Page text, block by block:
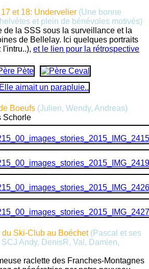
et 18: Undervelier (Une bonne
et plein de bénévoles motivés)
de la SSS sous la surveillance et la
de Bellelay. Ici quelques portraits
l'intru..), et le lien pour la rétrospective
Boeufs (Julien, Wendy, Andreas)
Schorle
Ski-Club au Boéchet (Pascal et ses
Andy, DenisR, Val, Damien,
raclette des Franches-Montagnes